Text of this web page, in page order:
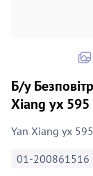
Б/у
Xiang yx
Yan Xiang yx 595
01-200861516